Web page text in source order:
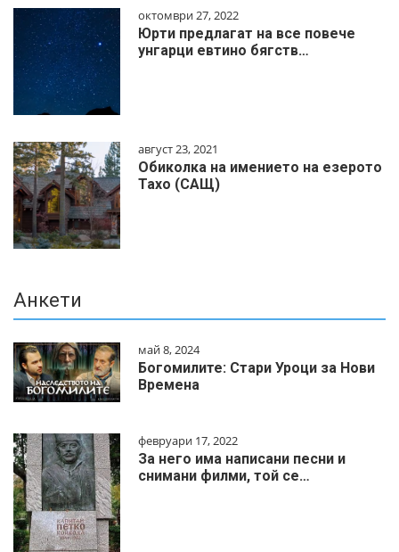
октомври 27, 2022
Юрти предлагат на все повече
унгарци евтино бягств…
август 23, 2021
Обиколка на имението на езерото
Тахо (САЩ)
Анкети
май 8, 2024
Богомилите: Стари Уроци за Нови
Времена
февруари 17, 2022
За него има написани песни и
снимани филми, той се…